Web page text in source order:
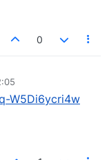
0
W5Di6ycri4w